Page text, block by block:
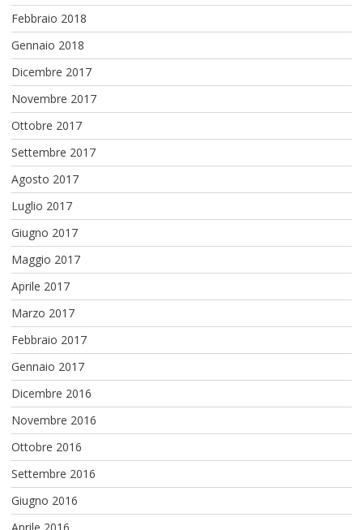
Febbraio 2018
Gennaio 2018
Dicembre 2017
Novembre 2017
Ottobre 2017
Settembre 2017
Agosto 2017
Luglio 2017
Giugno 2017
Maggio 2017
Aprile 2017
Marzo 2017
Febbraio 2017
Gennaio 2017
Dicembre 2016
Novembre 2016
Ottobre 2016
Settembre 2016
Giugno 2016